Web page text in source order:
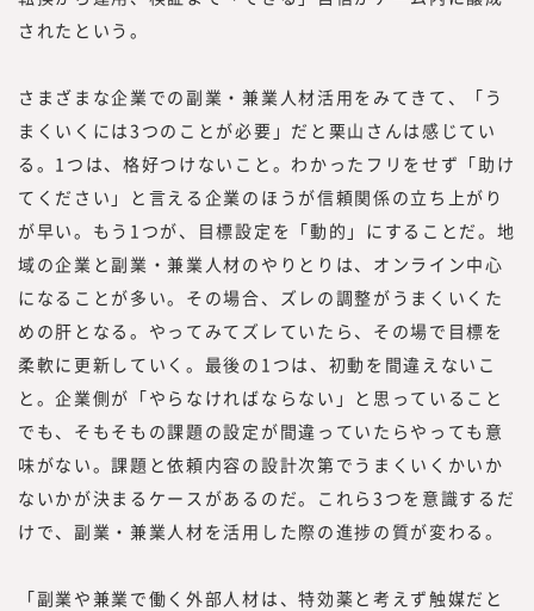
されたという。
さまざまな企業での副業・兼業人材活用をみてきて、「う
まくいくには3つのことが必要」だと栗山さんは感じてい
る。1つは、格好つけないこと。わかったフリをせず「助け
てください」と言える企業のほうが信頼関係の立ち上がり
が早い。もう1つが、目標設定を「動的」にすることだ。地
域の企業と副業・兼業人材のやりとりは、オンライン中心
になることが多い。その場合、ズレの調整がうまくいくた
めの肝となる。やってみてズレていたら、その場で目標を
柔軟に更新していく。最後の1つは、初動を間違えないこ
と。企業側が「やらなければならない」と思っていること
でも、そもそもの課題の設定が間違っていたらやっても意
味がない。課題と依頼内容の設計次第でうまくいくかいか
ないかが決まるケースがあるのだ。これら3つを意識するだ
けで、副業・兼業人材を活用した際の進捗の質が変わる。
「副業や兼業で働く外部人材は、特効薬と考えず触媒だと